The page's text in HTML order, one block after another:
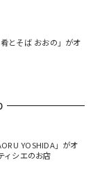
とそば おおの」がオ
YOSHIDA」がオ
ィシエのお店